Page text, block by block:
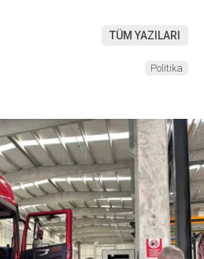
TÜM YAZILARI
Politika